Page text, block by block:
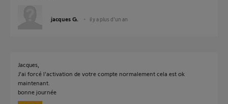
jacques G. il y a plus d'un an
Jacques,
J'ai forcé l'activation de votre compte normalement cela est ok
maintenant.
bonne journée